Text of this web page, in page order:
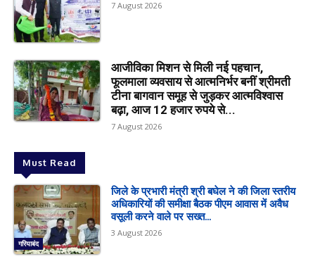
7 August 2026
आजीविका मिशन से मिली नई पहचान,
फूलमाला व्यवसाय से आत्मनिर्भर बनीं श्रीमती
टीना बागवान समूह से जुड़कर आत्मविश्वास
बढ़ा, आज 12 हजार रुपये से...
7 August 2026
Must Read
गरियाबंद
जिले के प्रभारी मंत्री श्री बघेल ने की जिला स्तरीय
अधिकारियों की समीक्षा बैठक पीएम आवास में अवैध
वसूली करने वाले पर सख्त...
3 August 2026